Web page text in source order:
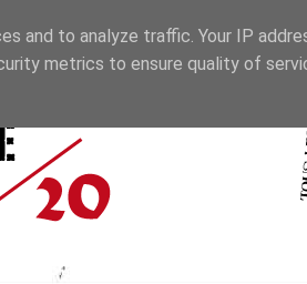
and to analyze traffic. Your IP
metrics to ensure quality of